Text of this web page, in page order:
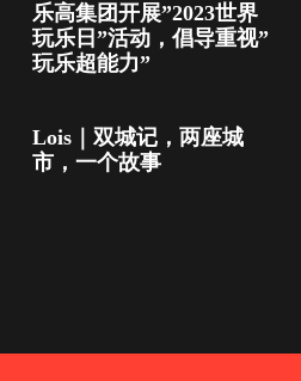
乐高集团开展”2023世界
玩乐日”活动，倡导重视”
玩乐超能力”
Lois｜双城记，两座城
市，一个故事